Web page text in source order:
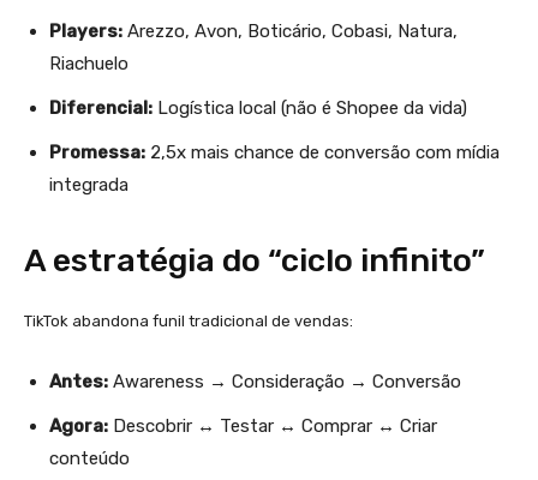
Players: Arezzo, Avon, Boticário, Cobasi, Natura,
Riachuelo
Diferencial: Logística local (não é Shopee da vida)
Promessa: 2,5x mais chance de conversão com mídia
integrada
A estratégia do “ciclo infinito”
TikTok abandona funil tradicional de vendas:
Antes: Awareness → Consideração → Conversão
Agora: Descobrir ↔️ Testar ↔️ Comprar ↔️ Criar
conteúdo